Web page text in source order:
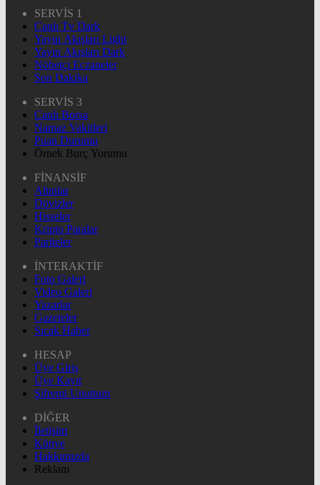
SERVİS 1
Canlı Tv Dark
Yayın Akışları Light
Yayın Akışları Dark
Nöbetçi Eczaneler
Son Dakika
SERVİS 3
Canlı Borsa
Namaz Vakitleri
Puan Durumu
Örnek Burç Yorumu
FİNANSİF
Altınlar
Dövizler
Hisseler
Kripto Paralar
Pariteler
İNTERAKTİF
Foto Galeri
Video Galeri
Yazarlar
Gazeteler
Sıcak Haber
HESAP
Üye Giriş
Üye Kayıt
Şifremi Unuttum
DİĞER
İletişim
Künye
Hakkımızda
Reklam